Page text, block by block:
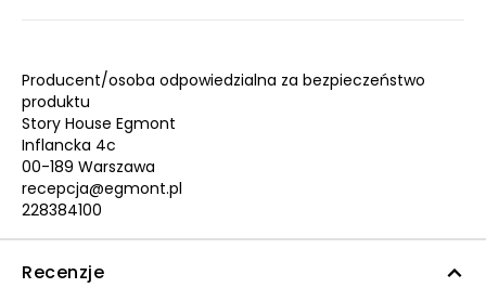
Producent/osoba odpowiedzialna za bezpieczeństwo
produktu
Story House Egmont
Inflancka 4c
00-189 Warszawa
recepcja@egmont.pl
228384100
Recenzje